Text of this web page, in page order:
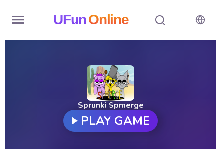
UFunOnline
Sprunki Spmerge
PLAY GAME